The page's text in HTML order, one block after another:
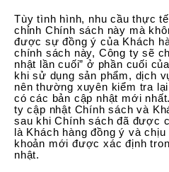
Tùy tình hình, nhu cầu thực
chỉnh Chính sách này mà
được sự đồng ý của Khách
chính sách này, Công ty sẽ
nhật lần cuối” ở phần cuối
khi sử dụng sản phẩm, dịch
nên thường xuyên kiểm tra
có các bản cập nhật mới
ty cập nhật Chính sách và
sau khi Chính sách đã được
là Khách hàng đồng ý và
khoản mới được xác định
nhật.